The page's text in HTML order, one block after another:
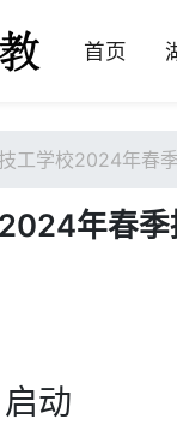
首页
工学校2024年春
年春
动